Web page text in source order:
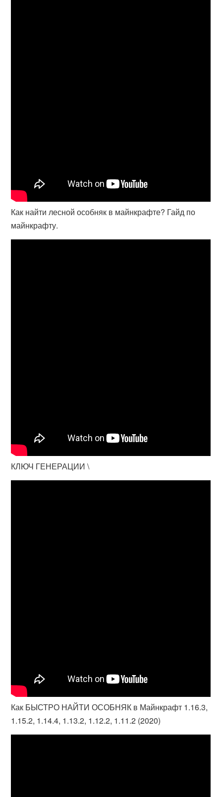
Как найти лесной особняк в майнкрафте? Гайд по
майнкрафту.
КЛЮЧ ГЕНЕРАЦИИ \
Как БЫСТРО НАЙТИ ОСОБНЯК в Майнкрафт 1.16.3,
1.15.2, 1.14.4, 1.13.2, 1.12.2, 1.11.2 (2020)